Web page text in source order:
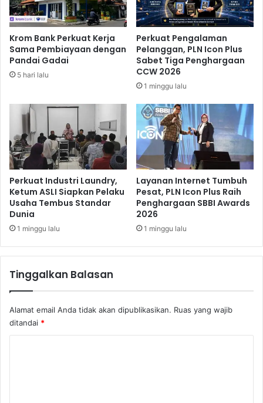
a
s
A
k
s
e
s
u
a
n
T
e
r
j
a
n
u
g
i
M
i
2
2
6
u
u
f
e
k
S
t
a
b
i
n
R
p
i
a
Krom Bank Perkuat Kerja
Sama Pembiayaan dengan
Pandai Gadai
5 hari lalu
Perkuat Pengalaman
Pelanggan, PLN Icon Plus
Sabet Tiga Penghargaan
CCW 2026
1 minggu lalu
Perkuat Industri Laundry,
Ketum ASLI Siapkan Pelaku
Usaha Tembus Standar
Dunia
1 minggu lalu
Layanan Internet Tumbuh
Pesat, PLN Icon Plus Raih
Penghargaan SBBI Awards
2026
1 minggu lalu
Tinggalkan Balasan
Alamat email Anda tidak akan dipublikasikan. Ruas yang wajib
ditandai *